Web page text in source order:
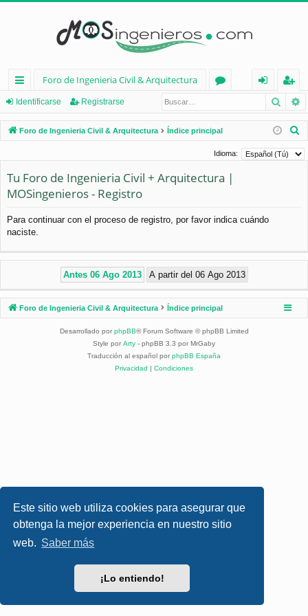
Este sitio web utiliza cookies para asegurar que
obtenga la mejor experiencia en nuestro sitio
web. Saber más
¡Lo entiendo!
nl
ac
es
pi
os
Foro de Ingenieria Civil & Arquitectura
os
nt
ifi
eg
ist
ra
Identificarse Registrarse
Foro de Ingenieria Civil & Arquitectura Índice principal
s
Idioma:
Tu Foro de Ingenieria Civil + Arquitectura |
MOSingenieros - Registro
Para continuar con el proceso de registro, por favor indica cuándo
naciste.
Foro de Ingenieria Civil & Arquitectura Índice principal
Desarrollado por phpBB® Forum Software © phpBB Limited
Style por Arty - phpBB 3.3 por MrGaby
Traducción al español por phpBB España
Privacidad | Condiciones